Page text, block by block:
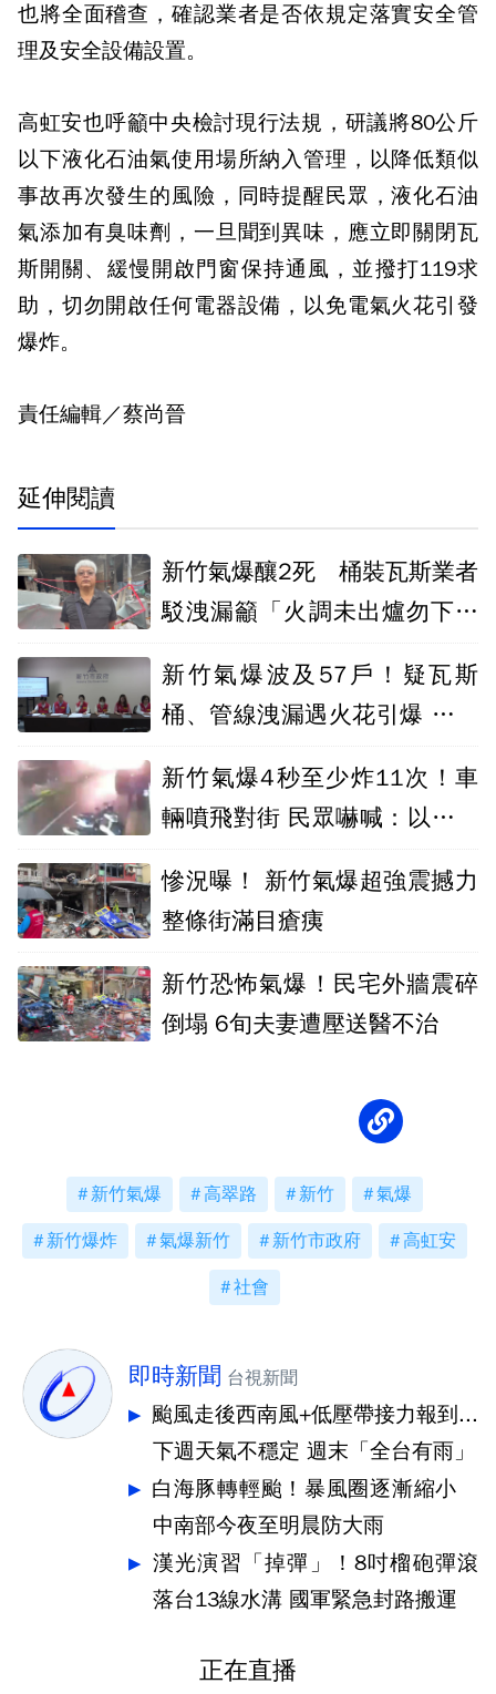
也將全面稽查，確認業者是否依規定落實安全管
理及安全設備設置。
高虹安也呼籲中央檢討現行法規，研議將80公斤
以下液化石油氣使用場所納入管理，以降低類似
事故再次發生的風險，同時提醒民眾，液化石油
氣添加有臭味劑，一旦聞到異味，應立即關閉瓦
斯開關、緩慢開啟門窗保持通風，並撥打119求
助，切勿開啟任何電器設備，以免電氣火花引發
爆炸。
責任編輯／蔡尚晉
延伸閱讀
新竹氣爆釀2死 桶裝瓦斯業者
駁洩漏籲「火調未出爐勿下定
新竹氣爆波及57戶！疑瓦斯
桶、管線洩漏遇火花引爆 肇因
新竹氣爆4秒至少炸11次！車
輛噴飛對街 民眾嚇喊：以為是
慘況曝！ 新竹氣爆超強震撼力
整條街滿目瘡痍
新竹恐怖氣爆！民宅外牆震碎
倒塌 6旬夫妻遭壓送醫不治
新竹氣爆 高翠路 新竹 氣爆
新竹爆炸 氣爆新竹 新竹市政府 高虹安
社會
即時新聞 台視新聞
颱風走後西南風+低壓帶接力報到...
下週天氣不穩定 週末「全台有雨」
白海豚轉輕颱！暴風圈逐漸縮小
中南部今夜至明晨防大雨
漢光演習「掉彈」！8吋榴砲彈滾
落台13線水溝 國軍緊急封路搬運
正在直播